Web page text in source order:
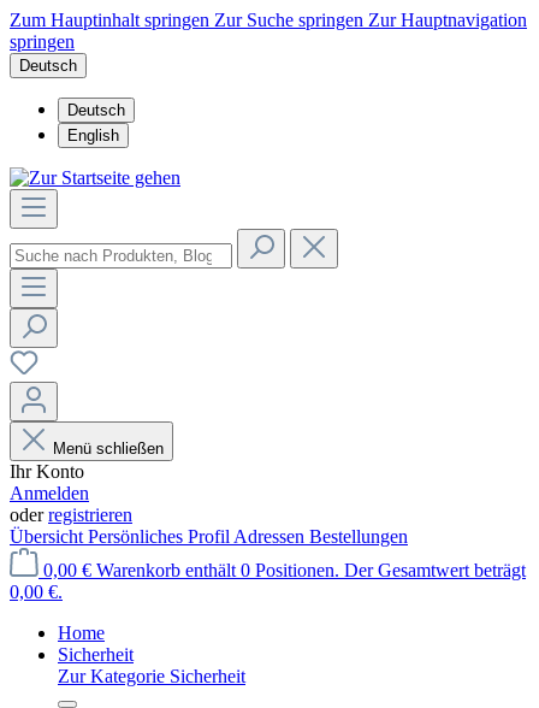
Zum Hauptinhalt springen Zur Suche springen Zur Hauptnavigation
springen
Deutsch
Deutsch
English
Menü schließen
Ihr Konto
Anmelden
oderregistrieren
Übersicht Persönliches Profil Adressen Bestellungen
0,00 € Warenkorb enthält 0 Positionen. Der Gesamtwert beträgt
0,00 €.
Home
Sicherheit
Zur Kategorie Sicherheit